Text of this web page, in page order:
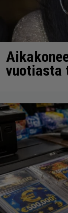
vuotiasta